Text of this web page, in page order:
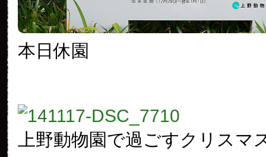
本日休園
上野動物園で過ごすクリスマ